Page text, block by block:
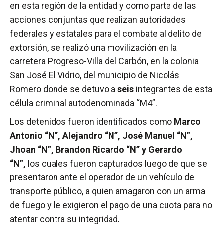
en esta región de la entidad y como parte de las
acciones conjuntas que realizan autoridades
federales y estatales para el combate al delito de
extorsión, se realizó una movilización en la
carretera Progreso-Villa del Carbón, en la colonia
San José El Vidrio, del municipio de Nicolás
Romero donde se detuvo aseis integrantes de esta
célula criminal autodenominada “M4”.
Los detenidos fueron identificados como Marco
Antonio “N”, Alejandro “N”, José Manuel “N”,
Jhoan “N”, Brandon Ricardo “N” y Gerardo
“N”, los cuales fueron capturados luego de que se
presentaron ante el operador de un vehículo de
transporte público, a quien amagaron con un arma
de fuego y le exigieron el pago de una cuota para no
atentar contra su integridad.